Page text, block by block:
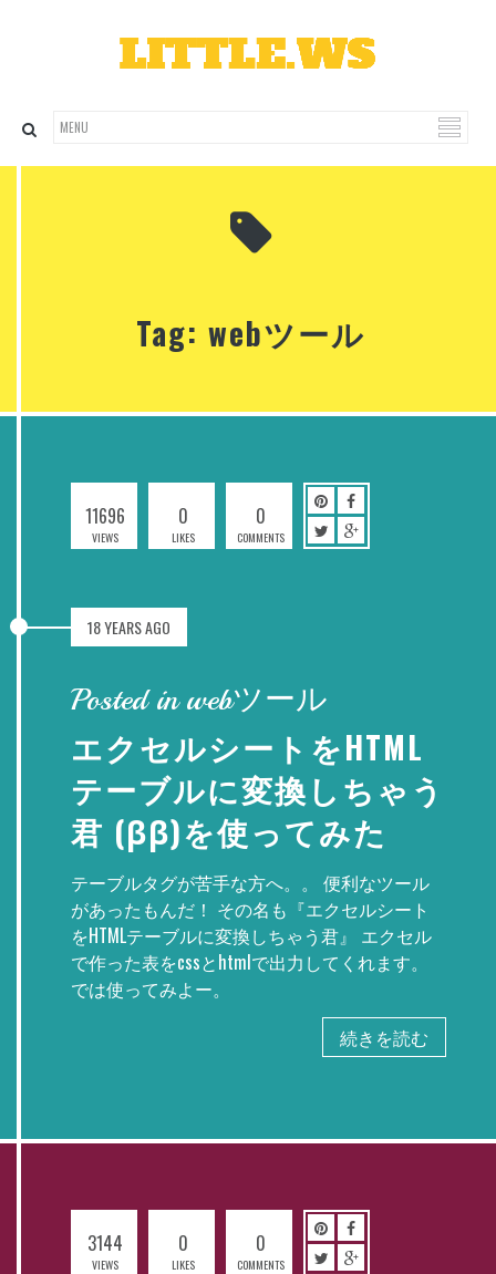
Tag: webツール
11696
VIEWS
0
LIKES
0
COMMENTS
18 YEARS AGO
Posted in webツール
エクセルシートをHTML
テーブルに変換しちゃう
君 (ββ)を使ってみた
テーブルタグが苦手な方へ。。 便利なツール
があったもんだ！ その名も『エクセルシート
をHTMLテーブルに変換しちゃう君』 エクセル
で作った表をcssとhtmlで出力してくれます。
では使ってみよー。
続きを読む
3144
VIEWS
0
LIKES
0
COMMENTS